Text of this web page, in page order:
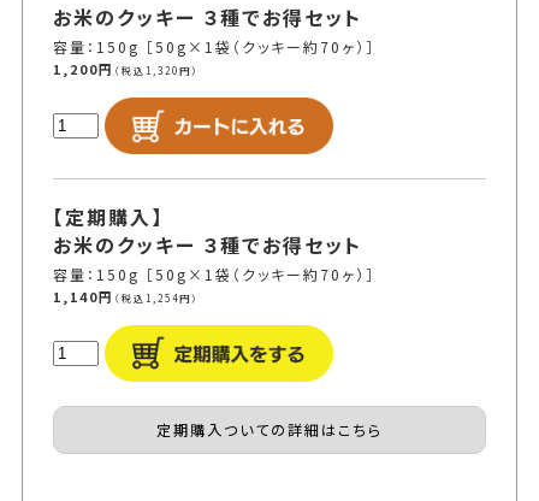
お米のクッキー ３種でお得セット
容量：150g ［50g×1袋（クッキー約70ヶ）］
1,200円 （税込1,320円）
【定期購入】
お米のクッキー ３種でお得セット
容量：150g ［50g×1袋（クッキー約70ヶ）］
1,140円 （税込1,254円）
定期購入ついての詳細はこちら